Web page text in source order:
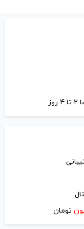
تومان